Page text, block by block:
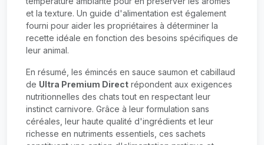
et la texture. Un guide d'alimentation est également
fourni pour aider les propriétaires à déterminer la
recette idéale en fonction des besoins spécifiques de
leur animal.
En résumé, les émincés en sauce saumon et cabillaud
de Ultra Premium Direct répondent aux exigences
nutritionnelles des chats tout en respectant leur
instinct carnivore. Grâce à leur formulation sans
céréales, leur haute qualité d'ingrédients et leur
richesse en nutriments essentiels, ces sachets